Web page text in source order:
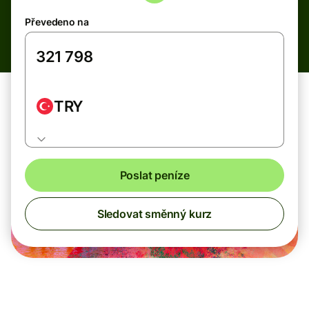
Převedeno na
TRY
Poslat peníze
Sledovat směnný kurz